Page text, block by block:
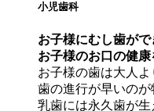
小児歯科
お子様にむし歯がで
お子様のお口の健
お子様の歯は大人
歯の進行が早いのが
乳歯には永久歯が